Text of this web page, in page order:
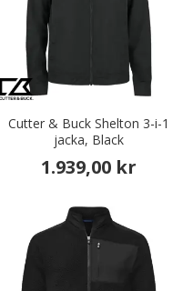
Cutter & Buck Shelton 3-i-1
jacka, Black
1.939,00 kr